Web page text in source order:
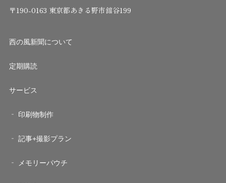
〒190-0163 東京都あきる野市舘谷199
西の風新聞について
定期購読
サービス
印刷物制作
記事+撮影プラン
メモリーパウチ